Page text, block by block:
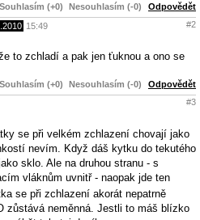
Souhlasím (+0) Nesouhlasím (-0) Odpovědět
15:49 #2
to zchladí a pak jen ťuknou a ono se
Souhlasím (+0) Nesouhlasím (-0) Odpovědět
#3
se při velkém zchlazení chovají jako
nevím. Když dáš kytku do tekutého
sklo. Ale na druhou stranu - s
vláknům uvnitř - naopak jde ten
se při zchlazení akorát nepatrně
zůstává neměnná. Jestli to máš blízko